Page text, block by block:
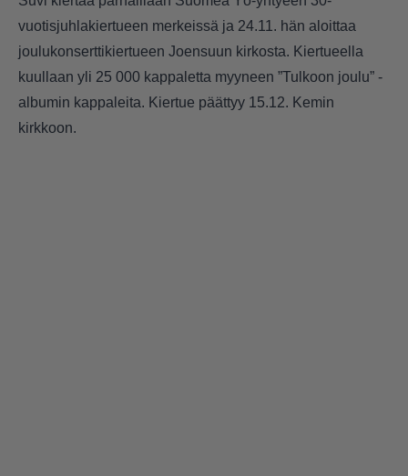
vuotisjuhlakiertueen merkeissä ja 24.11. hän aloittaa
joulukonserttikiertueen Joensuun kirkosta. Kiertueella
kuullaan yli 25 000 kappaletta myyneen ”Tulkoon joulu” -
albumin kappaleita. Kiertue päättyy 15.12. Kemin
kirkkoon.